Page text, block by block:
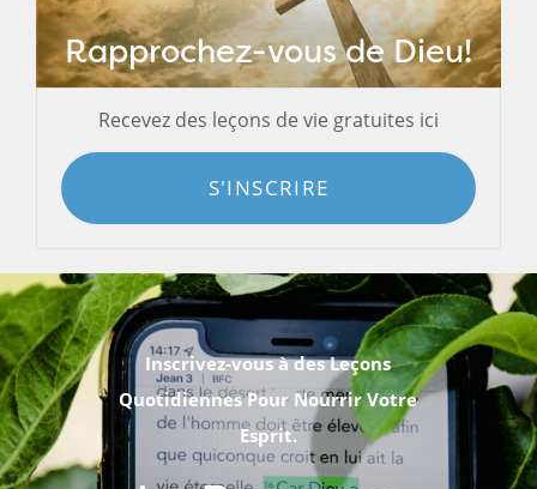
Rapprochez-vous de Dieu!
Recevez des leçons de vie gratuites ici
S'INSCRIRE
Inscrivez-vous à des Leçons
Quotidiennes Pour Nourrir Votre
Esprit.